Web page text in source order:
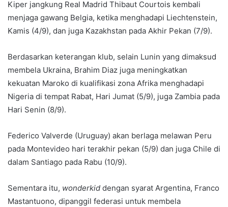
Kiper jangkung Real Madrid Thibaut Courtois kembali
menjaga gawang Belgia, ketika menghadapi Liechtenstein,
Kamis (4/9), dan juga Kazakhstan pada Akhir Pekan (7/9).
Berdasarkan keterangan klub, selain Lunin yang dimaksud
membela Ukraina, Brahim Diaz juga meningkatkan
kekuatan Maroko di kualifikasi zona Afrika menghadapi
Nigeria di tempat Rabat, Hari Jumat (5/9), juga Zambia pada
Hari Senin (8/9).
Federico Valverde (Uruguay) akan berlaga melawan Peru
pada Montevideo hari terakhir pekan (5/9) dan juga Chile di
dalam Santiago pada Rabu (10/9).
Sementara itu, wonderkid dengan syarat Argentina, Franco
Mastantuono, dipanggil federasi untuk membela